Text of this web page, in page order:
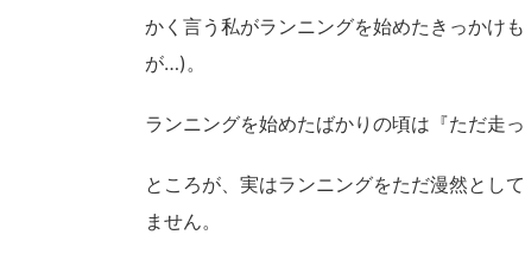
かく言う私がランニングを始めたきっかけ
が…)。
ランニングを始めたばかりの頃は『ただ走
ところが、実はランニングをただ漫然とし
ません。